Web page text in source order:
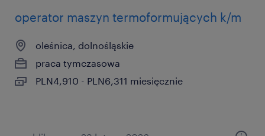
operator maszyn termoformujących k/m
oleśnica, dolnośląskie
praca tymczasowa
PLN4,910 - PLN6,311 miesięcznie